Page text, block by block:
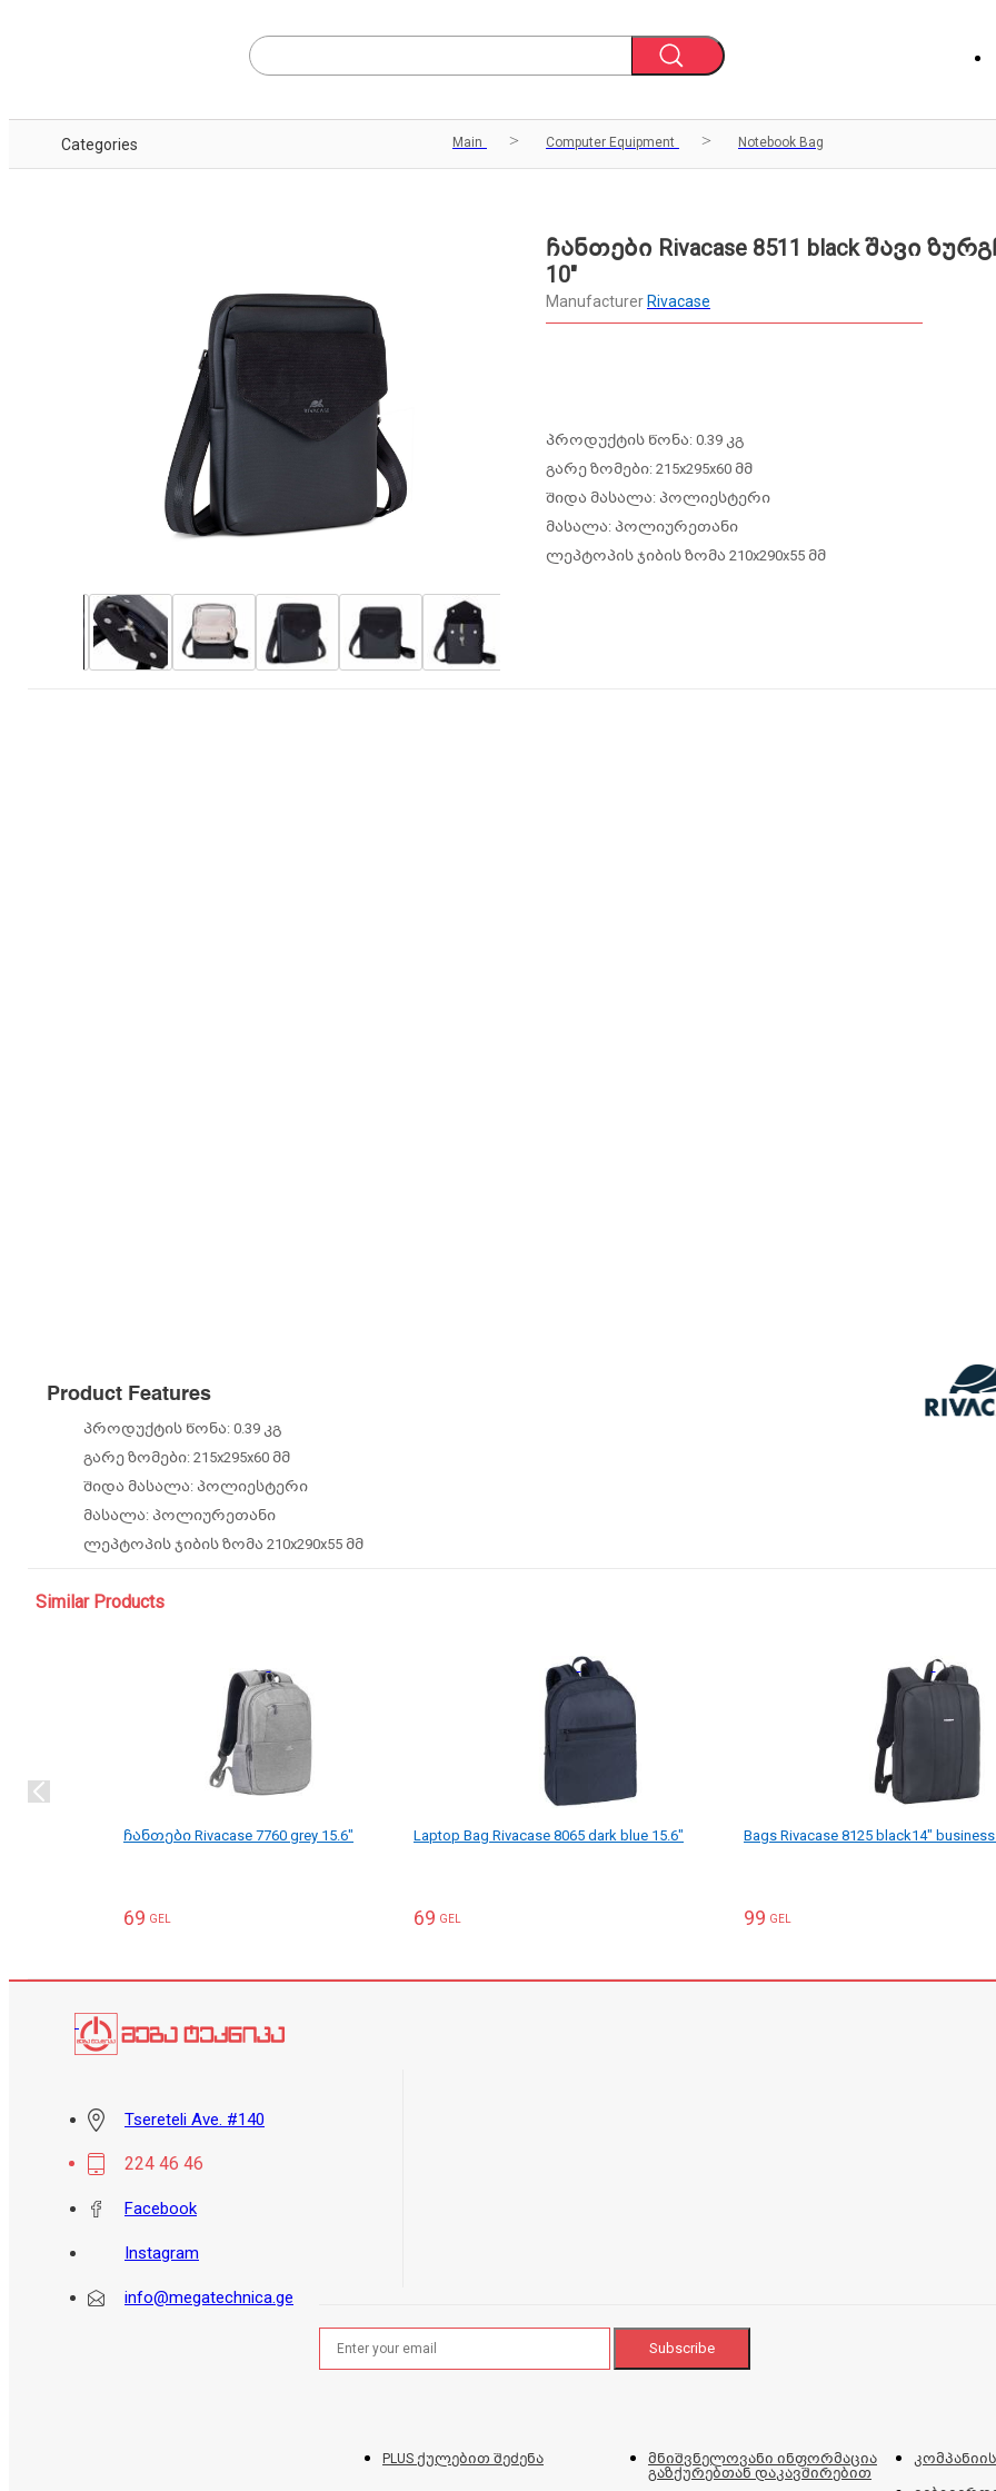
Categories Main Computer Equipment Notebook Bag
ჩანთები Rivacase 8511 black შავი
10"
Manufacturer Rivacase
პროდუქტის წონა: 0.39 კგ
გარე ზომები: 215x295x60 მმ
შიდა მასალა: პოლიესტერი
მასალა: პოლიურეთანი
ლეპტოპის ჯიბის ზომა 210x290x55 მმ
Product Features
პროდუქტის წონა: 0.39 კგ
გარე ზომები: 215x295x60 მმ
შიდა მასალა: პოლიესტერი
მასალა: პოლიურეთანი
ლეპტოპის ჯიბის ზომა 210x290x55 მმ
Similar Products
ჩანთები Rivacase 7760 grey 15.6"
69 GEL
Laptop Bag Rivacase 8065 dark blue 15.6"
69 GEL
Bags Rivacase 8125 black14" business
99 GEL
Tsereteli Ave. #140
224 46 46
Facebook
Instagram
info@megatechnica.ge
PLUS ქულებით შეძენა მნიშვნელოვანი ინფორმაცია
გაზქურებთან დაკავშირებით